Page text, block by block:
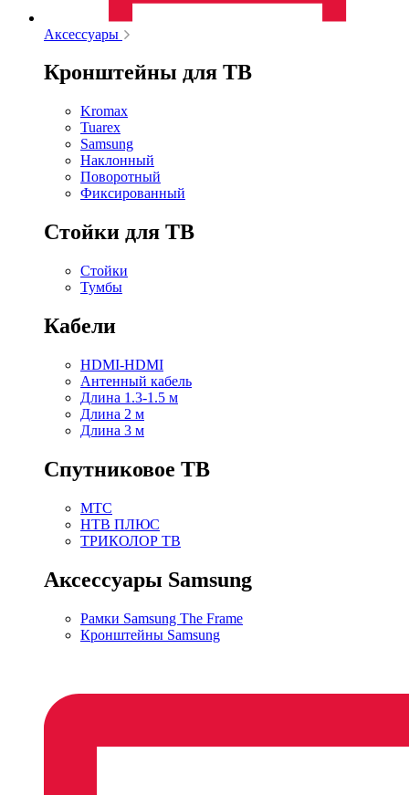
Аксессуары
Кронштейны для ТВ
Kromax
Tuarex
Samsung
Наклонный
Поворотный
Фиксированный
Стойки для ТВ
Стойки
Тумбы
Кабели
HDMI-HDMI
Антенный кабель
Длина 1.3-1.5 м
Длина 2 м
Длина 3 м
Спутниковое ТВ
МТС
НТВ ПЛЮС
ТРИКОЛОР ТВ
Аксессуары Samsung
Рамки Samsung The Frame
Кронштейны Samsung